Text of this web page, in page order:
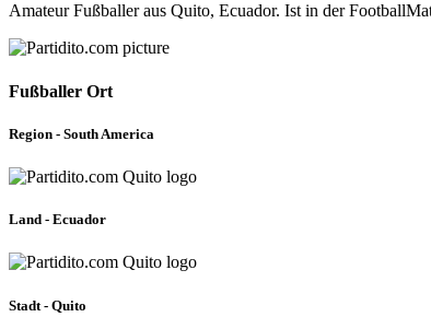
Amateur Fußballer aus Quito, Ecuador. Ist in der
Fußballer Ort
Region - South America
Land - Ecuador
Stadt - Quito